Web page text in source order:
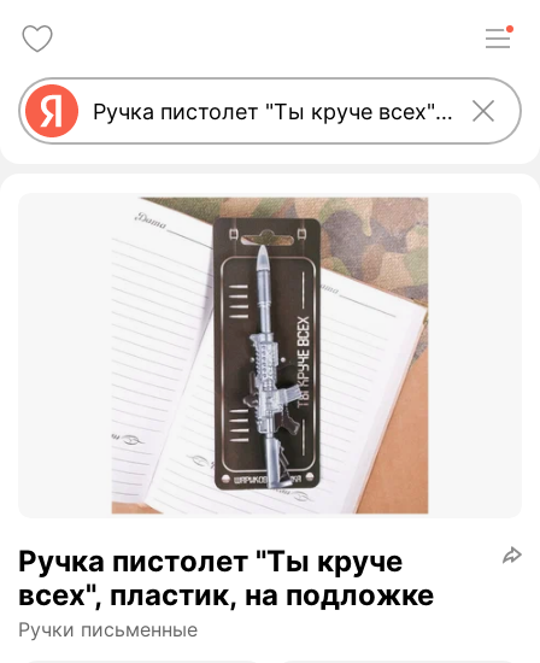
Ручка пистолет "Ты круче
всех", пластик, на подложке
Ручки письменные